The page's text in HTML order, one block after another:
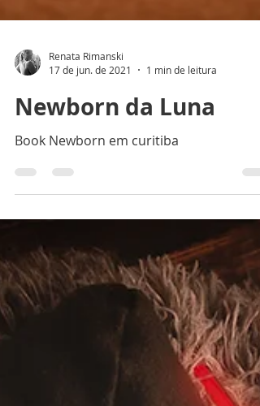
Renata Rimanski
17 de jun. de 2021
1 min de leitura
Newborn da Luna
Book Newborn em curitiba